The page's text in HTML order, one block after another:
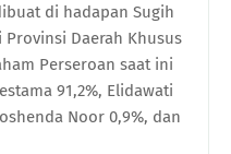
di hadapan Sugih
Provinsi Daerah Khusus
Perseroan saat ini
91,2%, Elidawati
Noor 0,9%, dan